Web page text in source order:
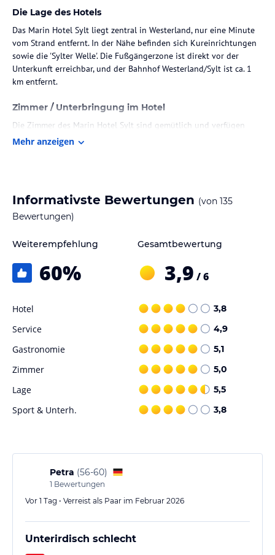
Die Lage des Hotels
Das Marin Hotel Sylt liegt zentral in Westerland, nur eine Minute
vom Strand entfernt. In der Nähe befinden sich Kureinrichtungen
sowie die 'Sylter Welle'. Die Fußgängerzone ist direkt vor der
Unterkunft erreichbar, und der Bahnhof Westerland/Sylt ist ca. 1
km entfernt.
Zimmer / Unterbringung im Hotel
Die Zimmer des Marin Hotel Sylt sind gemütlich und verfügen
über Kabel- und Sat-TV sowie über ein eigenes Bad. Es gibt
gegen Gebühr bereitgestellt werden.
Das Marin Hotel Sylt bietet ein Frühstück in Form eines Buffets an.
Hinweis: Verfasst von HolidayCheck mit Hilfe von KI. Alle
Angaben ohne Gewähr. Bitte lies vor der Buchung die
Mehr anzeigen
Informativste Bewertungen (von 135
Bewertungen)
Weiterempfehlung
60%
Gesamtbewertung
3,9 / 6
Hotel 3,8
Service 4,9
Gastronomie 5,1
Zimmer 5,0
Lage 5,5
Sport & Unterh. 3,8
Petra (56-60)
1 Bewertungen
Vor 1 Tag • Verreist als Paar im Februar 2026
Unterirdisch schlecht